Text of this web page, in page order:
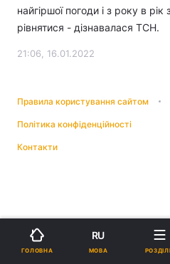
найгіршої погоди і з року в
рівнятися - дізнавалася ТСН.
21:06, 16.01.2022
Правила користування сайтом
Політика конфіденційності
Контакти
ГОЛОВНА
RU
МОВА